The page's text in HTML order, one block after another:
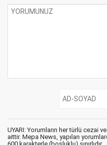
UYARI: Yorumların her türlü cezai
aittir. Mepa News, yapılan